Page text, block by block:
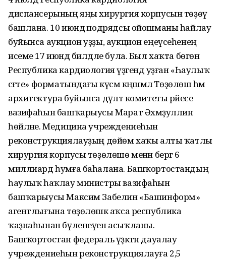
диспансерының яңы хирургия корпусын төҙөү
башлана. 10 июндә подрядсы ойошманы һайлау
буйынса аукцион уҙҙы, аукцион еңеүсеһенең
исеме 17 июндә билдәле була. Был хаҡта бөгөн
Республика кардиология үҙәгендә уҙған «Һаулыҡ
сәғәте» форматындағы күсмә кәңәшмәлә Төҙөлөш һәм
архитектура буйынса дәүләт комитеты рәйесе
вазифаһын башҡарыусы Марат Әхмәҙуллин
һөйләне. Медицина учреждениеһын
реконструкциялауҙың дөйөм хаҡы алты ҡатлы
хирургия корпусы төҙөлөшө менән бергә 6
миллиард һумға баһалана. Башҡортостандың
һаулыҡ һаҡлау министры вазифаһын
башҡарыусы Максим Забелин «Башинформ»
агентлығына төҙөлөшкә аҡса республика
ҡаҙнаһынан бүленеүен асыҡланы.
Башҡортостан федераль үҙәктән дауалау
учреждениеһын реконструкциялауға 2,5